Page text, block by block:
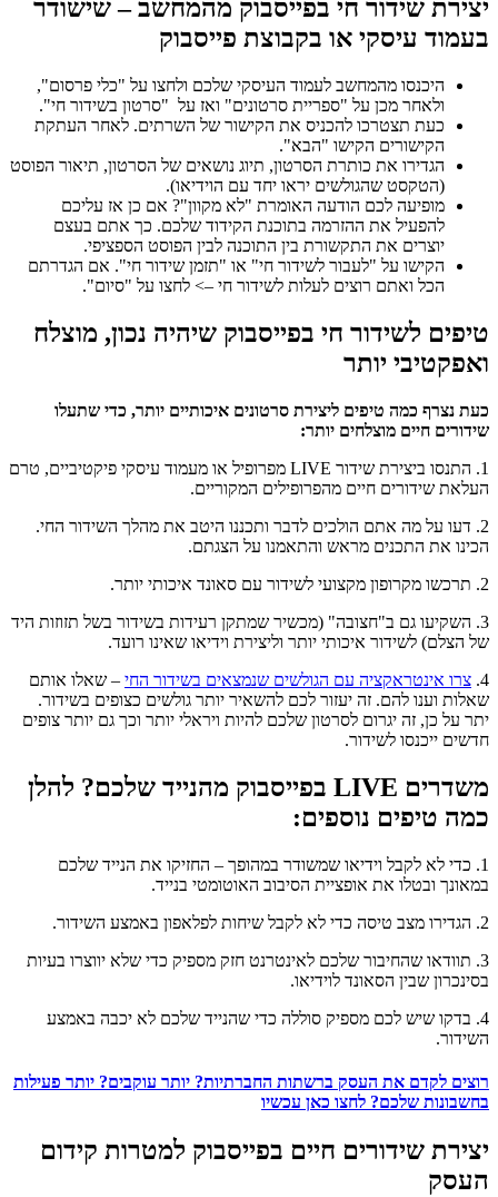
יצירת שידור חי בפייסבוק מהמחשב – שישודר
בעמוד עיסקי או בקבוצת פייסבוק
היכנסו מהמחשב לעמוד העיסקי שלכם ולחצו על "כלי פרסום",
ולאחר מכן על "ספריית סרטונים" ואז על "סרטון בשידור חי".
כעת תצטרכו להכניס את הקישור של השרתים. לאחר העתקת
הקישורים הקישו "הבא".
הגדירו את כותרת הסרטון, תיוג נושאים של הסרטון, תיאור הפוסט
(הטקסט שהגולשים יראו יחד עם הוידיאו).
מופיעה לכם הודעה האומרת "לא מקוון"? אם כן אז עליכם
להפעיל את ההזרמה בתוכנת הקידוד שלכם. כך אתם בעצם
יוצרים את התקשורת בין התוכנה לבין הפוסט הספציפי.
הקישו על "לעבור לשידור חי" או "תזמן שידור חי". אם הגדרתם
הכל ואתם רוצים לעלות לשידור חי –> לחצו על "סיום".
טיפים לשידור חי בפייסבוק שיהיה נכון, מוצלח
ואפקטיבי יותר
כעת נצרף כמה טיפים ליצירת סרטונים איכותיים יותר, כדי שתעלו
שידורים חיים מוצלחים יותר:
1. התנסו ביצירת שידור LIVE מפרופיל או מעמוד עיסקי פיקטיביים, טרם
העלאת שידורים חיים מהפרופילים המקוריים.
2. דעו על מה אתם הולכים לדבר ותכננו היטב את מהלך השידור החי.
הכינו את התכנים מראש והתאמנו על הצגתם.
2. תרכשו מקרופון מקצועי לשידור עם סאונד איכותי יותר.
3. השקיעו גם ב"חצובה" (מכשיר שמתקן רעידות בשידור בשל תזוזות היד
של הצלם) לשידור איכותי יותר וליצירת וידיאו שאינו רועד.
4. צרו אינטראקציה עם הגולשים שנמצאים בשידור החי – שאלו אותם
שאלות וענו להם. זה יעזור לכם להשאיר יותר גולשים כצופים בשידור.
יתר על כן, זה יגרום לסרטון שלכם להיות ויראלי יותר וכך גם יותר צופים
חדשים ייכנסו לשידור.
משדרים LIVE בפייסבוק מהנייד שלכם? להלן
כמה טיפים נוספים:
1. כדי לא לקבל וידיאו שמשודר במהופך – החזיקו את הנייד שלכם
במאונך ובטלו את אופציית הסיבוב האוטומטי בנייד.
2. הגדירו מצב טיסה כדי לא לקבל שיחות לפלאפון באמצע השידור.
3. תוודאו שהחיבור שלכם לאינטרנט חזק מספיק כדי שלא יווצרו בעיות
בסינכרון שבין הסאונד לוידיאו.
4. בדקו שיש לכם מספיק סוללה כדי שהנייד שלכם לא יכבה באמצע
השידור.
רוצים לקדם את העסק ברשתות החברתיות? יותר עוקבים? יותר פעילות
בחשבונות שלכם? לחצו כאן עכשיו
יצירת שידורים חיים בפייסבוק למטרות קידום
העסק